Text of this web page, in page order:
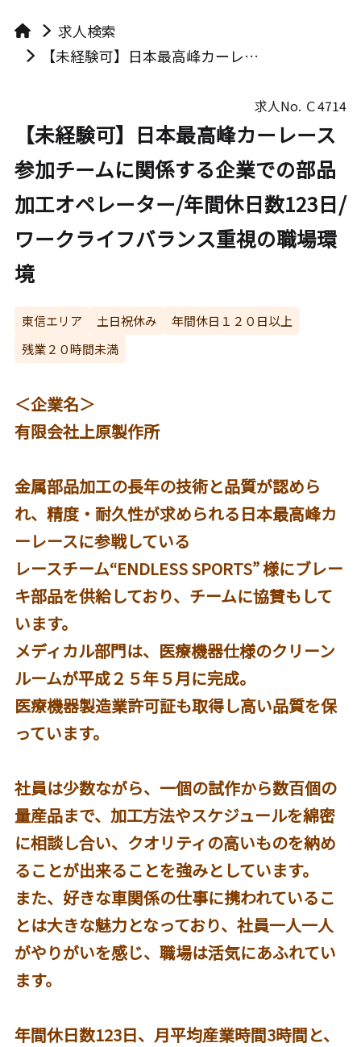
求人検索
【未経験可】日本最高峰カーレース参加チームに関係する企業での部品加工オペレーター/年間休日数123日/ワークライフバランス重視の職場環境
求人No. Ｃ4714
【未経験可】日本最高峰カーレース
参加チームに関係する企業での部品
加工オペレーター/年間休日数123日/
ワークライフバランス重視の職場環
境
東信エリア 土日祝休み
年間休日１２０日以上
残業２０時間未満
＜企業名＞
有限会社上原製作所
金属部品加工の長年の技術と品質が認めら
れ、精度・耐久性が求められる日本最高峰カ
ーレースに参戦している
レースチーム“ENDLESS SPORTS” 様にブレー
キ部品を供給しており、チームに協賛もして
います。
メディカル部門は、医療機器仕様のクリーン
ルームが平成２５年５月に完成。
医療機器製造業許可証も取得し高い品質を保
っています。
社員は少数ながら、一個の試作から数百個の
量産品まで、加工方法やスケジュールを綿密
に相談し合い、クオリティの高いものを納め
ることが出来ることを強みとしています。
また、好きな車関係の仕事に携われているこ
とは大きな魅力となっており、社員一人一人
がやりがいを感じ、職場は活気にあふれてい
ます。
年間休日数123日、月平均産業時間3時間と、